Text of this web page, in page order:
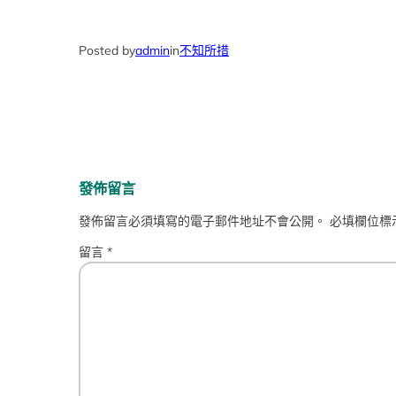
Posted byadminin不知所措
發佈留言
發佈留言必須填寫的電子郵件地址不會公開。 必填欄位
留言 *